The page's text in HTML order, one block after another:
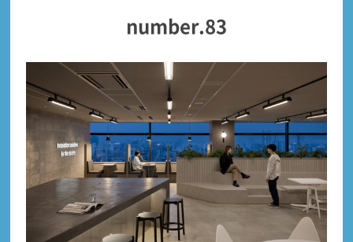
number.83